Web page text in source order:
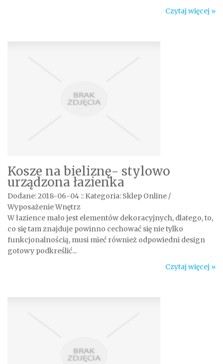
Czytaj więcej »
Kosze na bieliznę- stylowo
urządzona łazienka
Dodane: 2018-06-04 :: Kategoria: Sklep Online /
Wyposażenie Wnętrz
W łazience mało jest elementów dekoracyjnych, dlatego, to,
co się tam znajduje powinno cechować się nie tylko
funkcjonalnością, musi mieć również odpowiedni design
gotowy podkreślić...
Czytaj więcej »